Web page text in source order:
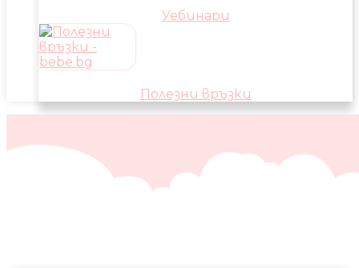
Уебинари
Полезни връзки